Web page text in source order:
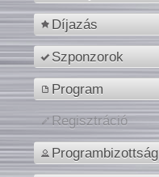
Díjazás
Szponzorok
Program
Regisztráció
Programbizottság